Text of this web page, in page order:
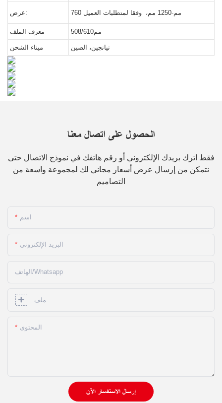
عرض: 760 مم-1250 مم، وفقا لمتطلبات العميل
معرف الملف مم508/610
ميناء الشحن تيانجين، الصين
الحصول على اتصال معنا
فقط اترك بريدك الإلكتروني أو رقم هاتفك في نموذج الاتصال حتى
نتمكن من إرسال عرض أسعار مجاني لك لمجموعة واسعة من
التصاميم
اسم
البريد الإلكتروني
الهاتف/whatsapp
ملف
المحتوى
إرسال الاستفسار الآن